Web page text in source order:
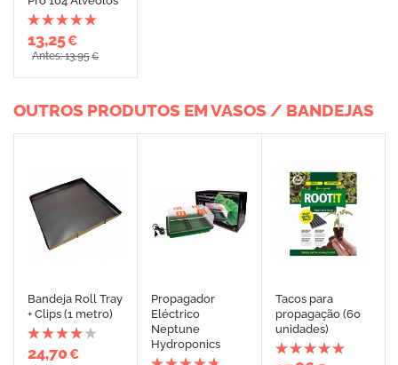
13,25€
Antes: 13,95€
OUTROS PRODUTOS EM VASOS / BANDEJAS
Bandeja Roll Tray
+ Clips (1 metro)
24,70€
Propagador
Eléctrico
Neptune
Hydroponics
Tacos para
propagação (60
unidades)